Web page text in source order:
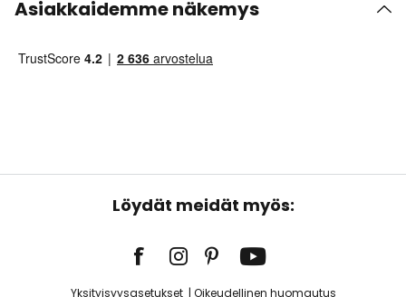
Asiakkaidemme näkemys
Löydät meidät myös:
Yksityisyysasetukset Oikeudellinen huomautus